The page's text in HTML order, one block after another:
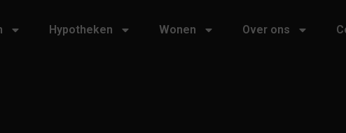
Hypotheken Wonen Over ons